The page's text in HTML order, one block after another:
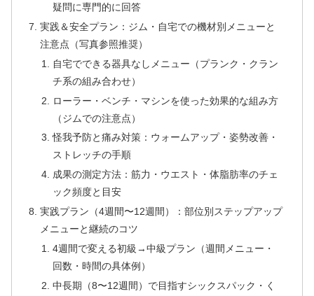
疑問に専門的に回答
実践＆安全プラン：ジム・自宅での機材別メニューと
注意点（写真参照推奨）
自宅でできる器具なしメニュー（プランク・クラン
チ系の組み合わせ）
ローラー・ベンチ・マシンを使った効果的な組み方
（ジムでの注意点）
怪我予防と痛み対策：ウォームアップ・姿勢改善・
ストレッチの手順
成果の測定方法：筋力・ウエスト・体脂肪率のチェ
ック頻度と目安
実践プラン（4週間〜12週間）：部位別ステップアップ
メニューと継続のコツ
4週間で変える初級→中級プラン（週間メニュー・
回数・時間の具体例）
中長期（8〜12週間）で目指すシックスパック・く